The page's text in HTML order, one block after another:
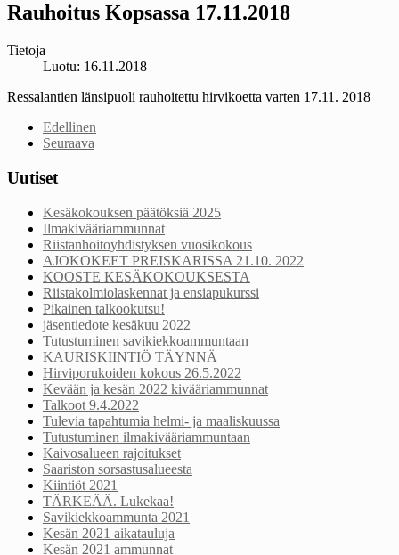
Rauhoitus Kopsassa 17.11.2018
Tietoja
Luotu: 16.11.2018
Ressalantien länsipuoli rauhoitettu hirvikoetta varten 17.11. 2018
Edellinen
Seuraava
Uutiset
Kesäkokouksen päätöksiä 2025
Ilmakivääriammunnat
Riistanhoitoyhdistyksen vuosikokous
AJOKOKEET PREISKARISSA 21.10. 2022
KOOSTE KESÄKOKOUKSESTA
Riistakolmiolaskennat ja ensiapukurssi
Pikainen talkookutsu!
jäsentiedote kesäkuu 2022
Tutustuminen savikiekkoammuntaan
KAURISKIINTIÖ TÄYNNÄ
Hirviporukoiden kokous 26.5.2022
Kevään ja kesän 2022 kivääriammunnat
Talkoot 9.4.2022
Tulevia tapahtumia helmi- ja maaliskuussa
Tutustuminen ilmakivääriammuntaan
Kaivosalueen rajoitukset
Saariston sorsastusalueesta
Kiintiöt 2021
TÄRKEÄÄ. Lukekaa!
Savikiekkoammunta 2021
Kesän 2021 aikatauluja
Kesän 2021 ammunnat